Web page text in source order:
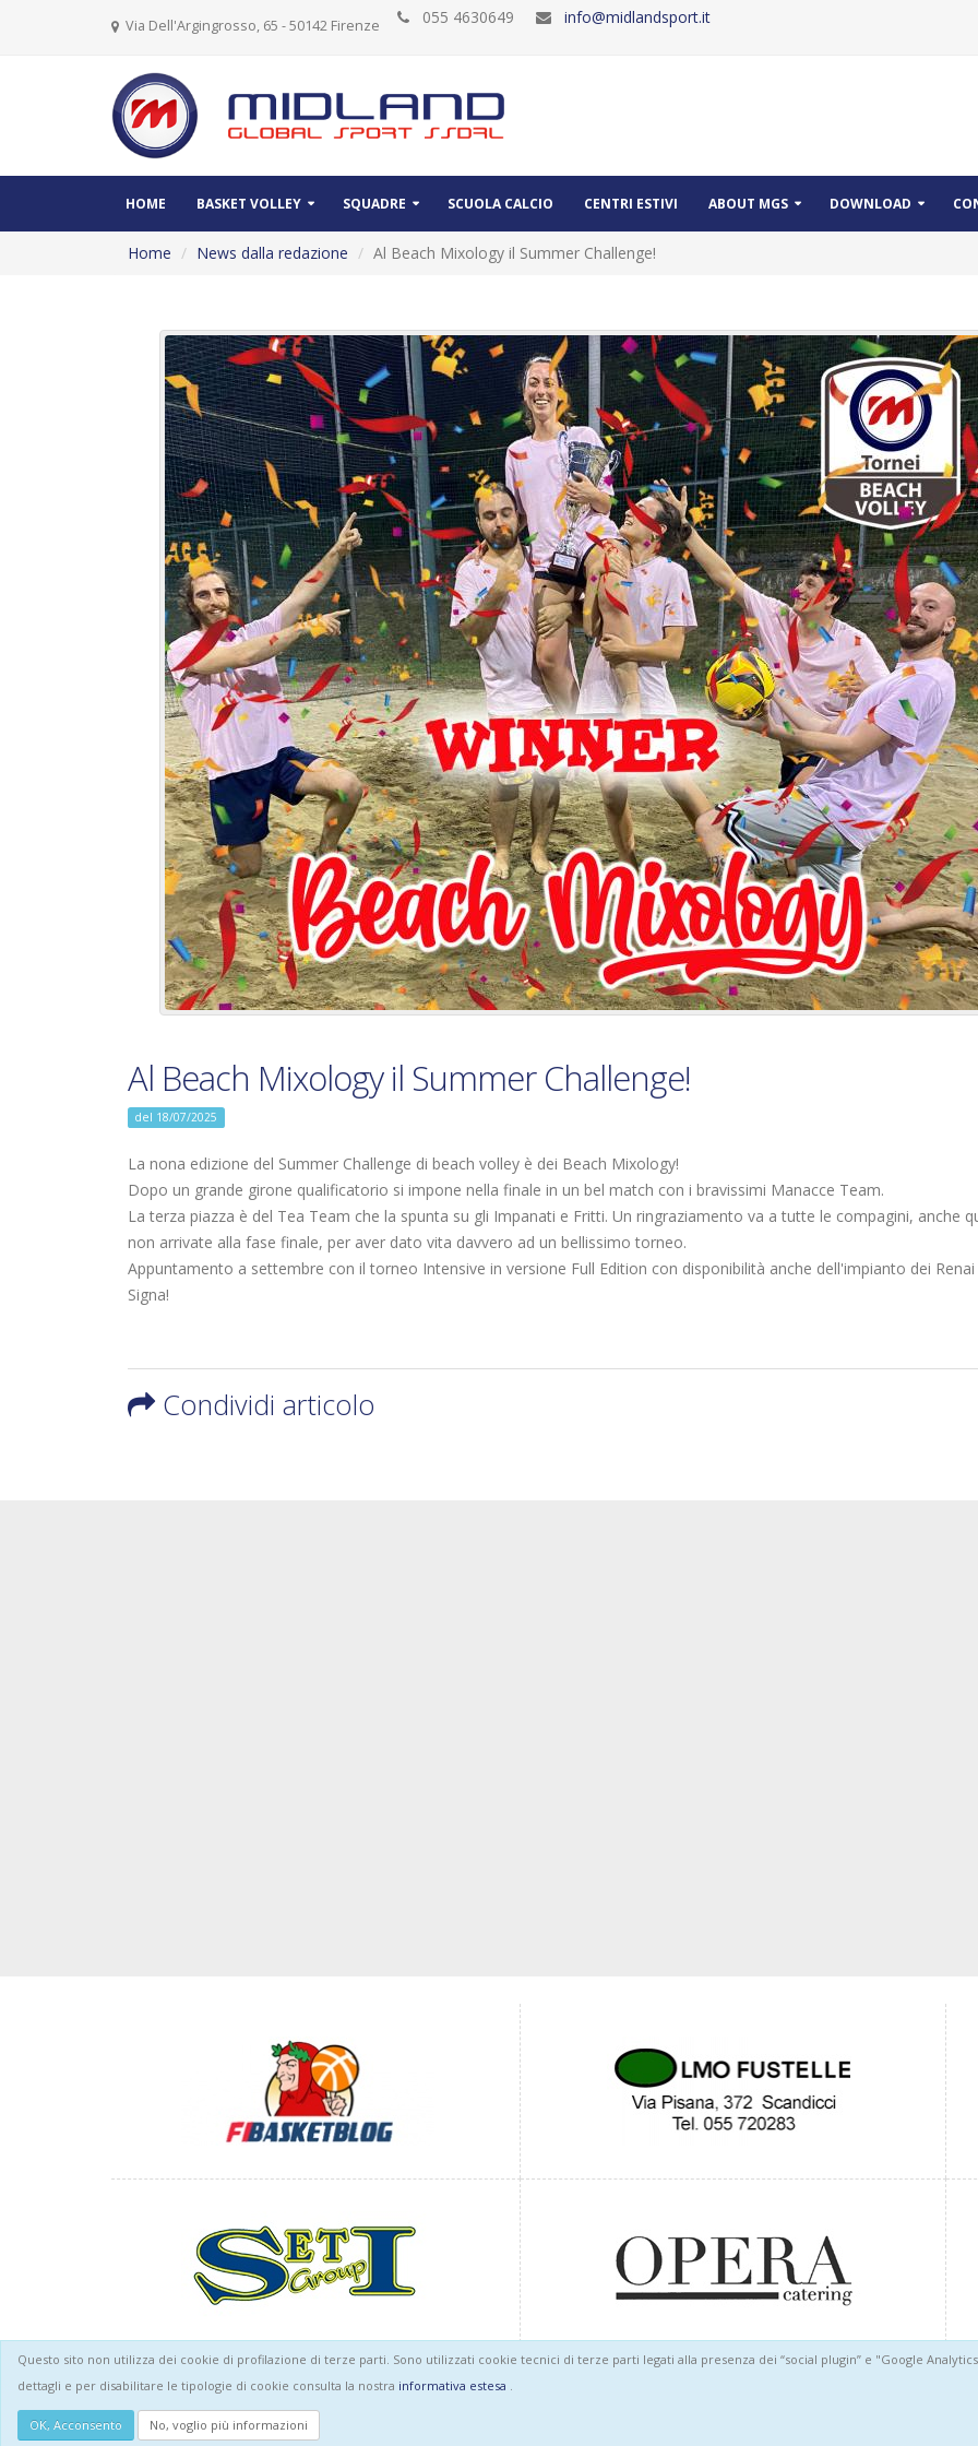
Via Dell'Argingrosso, 65 - 50142 Firenze 055 4630649 info@midlandsport.it
HOME BASKET VOLLEY SQUADRE SCUOLA CALCIO CENTRI ESTIVI ABOUT MGS DOWNLOAD
Home News dalla redazione Al Beach Mixology il Summer Challenge!
Al Beach Mixology il Summer Challenge!
del 18/07/2025
La nona edizione del Summer Challenge di beach volley è dei Beach Mixology!
Dopo un grande girone qualificatorio si impone nella finale in un bel match con i bravissimi Manacce Team.
La terza piazza è del Tea Team che la spunta su gli Impanati e Fritti. Un ringraziamento va a tutte le compagini, anche
non arrivate alla fase finale, per aver dato vita davvero ad un bellissimo torneo.
Appuntamento a settembre con il torneo Intensive in versione Full Edition con disponibilità anche dell'impianto dei Renai
Signa!
Condividi articolo
Midland Global Sport SSDRL © 2026
Questo sito non utilizza dei cookie di profilazione di terze parti. Sono utilizzati cookie tecnici di terze parti legati alla presenza dei “social plugin” e "Google
dettagli e per disabilitare le tipologie di cookie consulta la nostra informativa estesa .
OK, Acconsento No, voglio più informazioni